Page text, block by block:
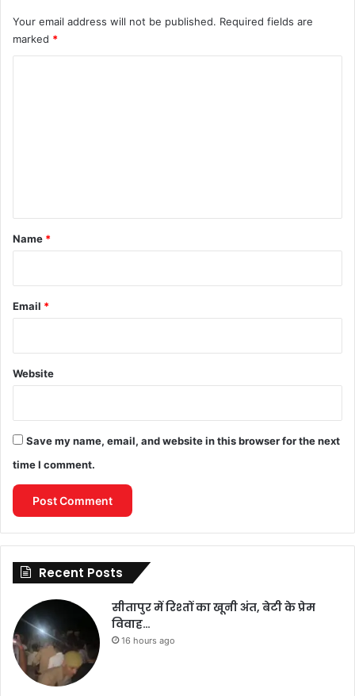
Your email address will not be published. Required fields are
marked *
*
Name *
Email *
Website
Save my name, email, and website in this browser for the next
time I comment.
Recent Posts
सीतापुर में रिश्तों का खूनी अंत, बेटी के प्रेम
विवाह…
16 hours ago